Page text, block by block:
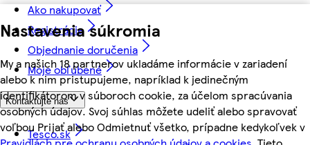
Nastavenia súkromia
My a našich 18 partnerov ukladáme informácie v zariadení
alebo k nim pristupujeme, napríklad k jedinečným
identifikátorom v súboroch cookie, za účelom spracúvania
osobných údajov. Svoj súhlas môžete udeliť alebo spravovať
voľbou Prijať alebo Odmietnuť všetko, prípadne kedykoľvek v
Ako nakupovať
Registrácia
Objednanie doručenia
Moje obľúbené
Kontaktujte nás
Tesco.sk